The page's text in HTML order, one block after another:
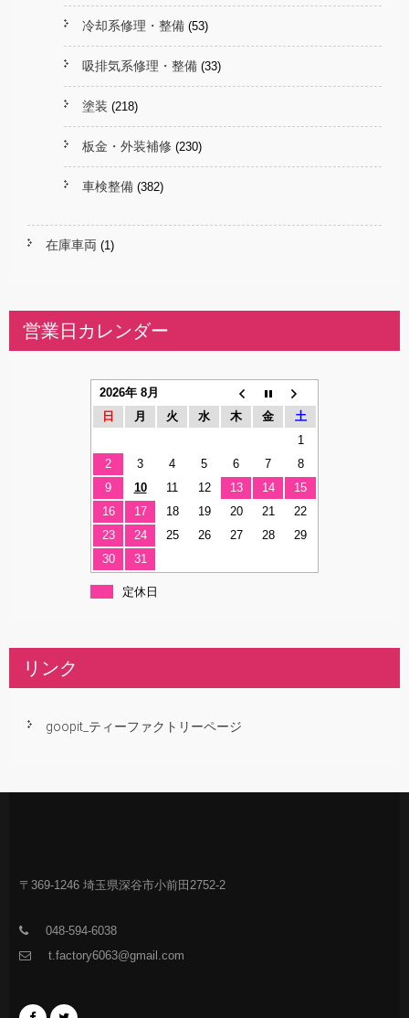
冷却系修理・整備 (53)
吸排気系修理・整備 (33)
塗装 (218)
板金・外装補修 (230)
車検整備 (382)
在庫車両 (1)
営業日カレンダー
2026年 8月
日
月 火 水 木 金
土
1
2
3 4 5 6 7
8
9
10 11 12 13 14
15
16
17 18 19 20 21
22
23
24 25 26 27 28
29
30
31
定休日
リンク
goopit_ティーファクトリーページ
〒369-1246 埼玉県深谷市小前田2752-2
048-594-6038
t.factory6063@gmail.com